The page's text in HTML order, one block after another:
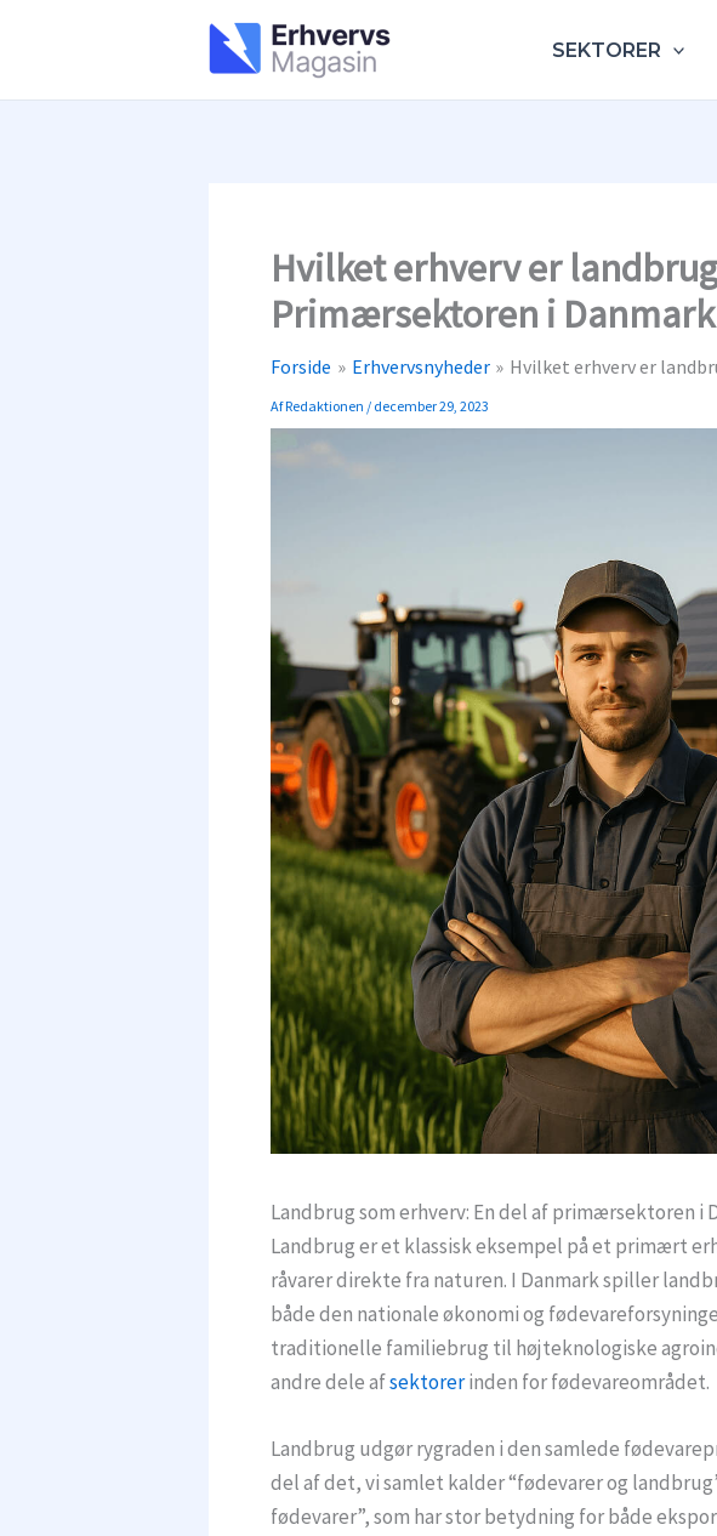
SEKTORER
Hvilket erhverv er
Primærsektoren i Danmark
Forside Erhvervsnyheder Hvilket erhverv er
AfRedaktionen / december 29, 2023
Landbrug som erhverv: En del af primærsektoren i
Landbrug er et klassisk eksempel på et primært
råvarer direkte fra naturen. I Danmark spiller
både den nationale økonomi og
traditionelle familiebrug til højteknologiske
andre dele afsektorerinden for fødevareområdet.
Landbrug udgør rygraden i den samlede
del af det, vi samlet kalder “fødevarer og
fødevarer”, som har stor betydning for både